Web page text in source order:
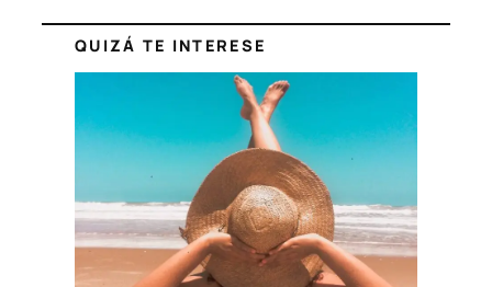
QUIZÁ TE INTERESE